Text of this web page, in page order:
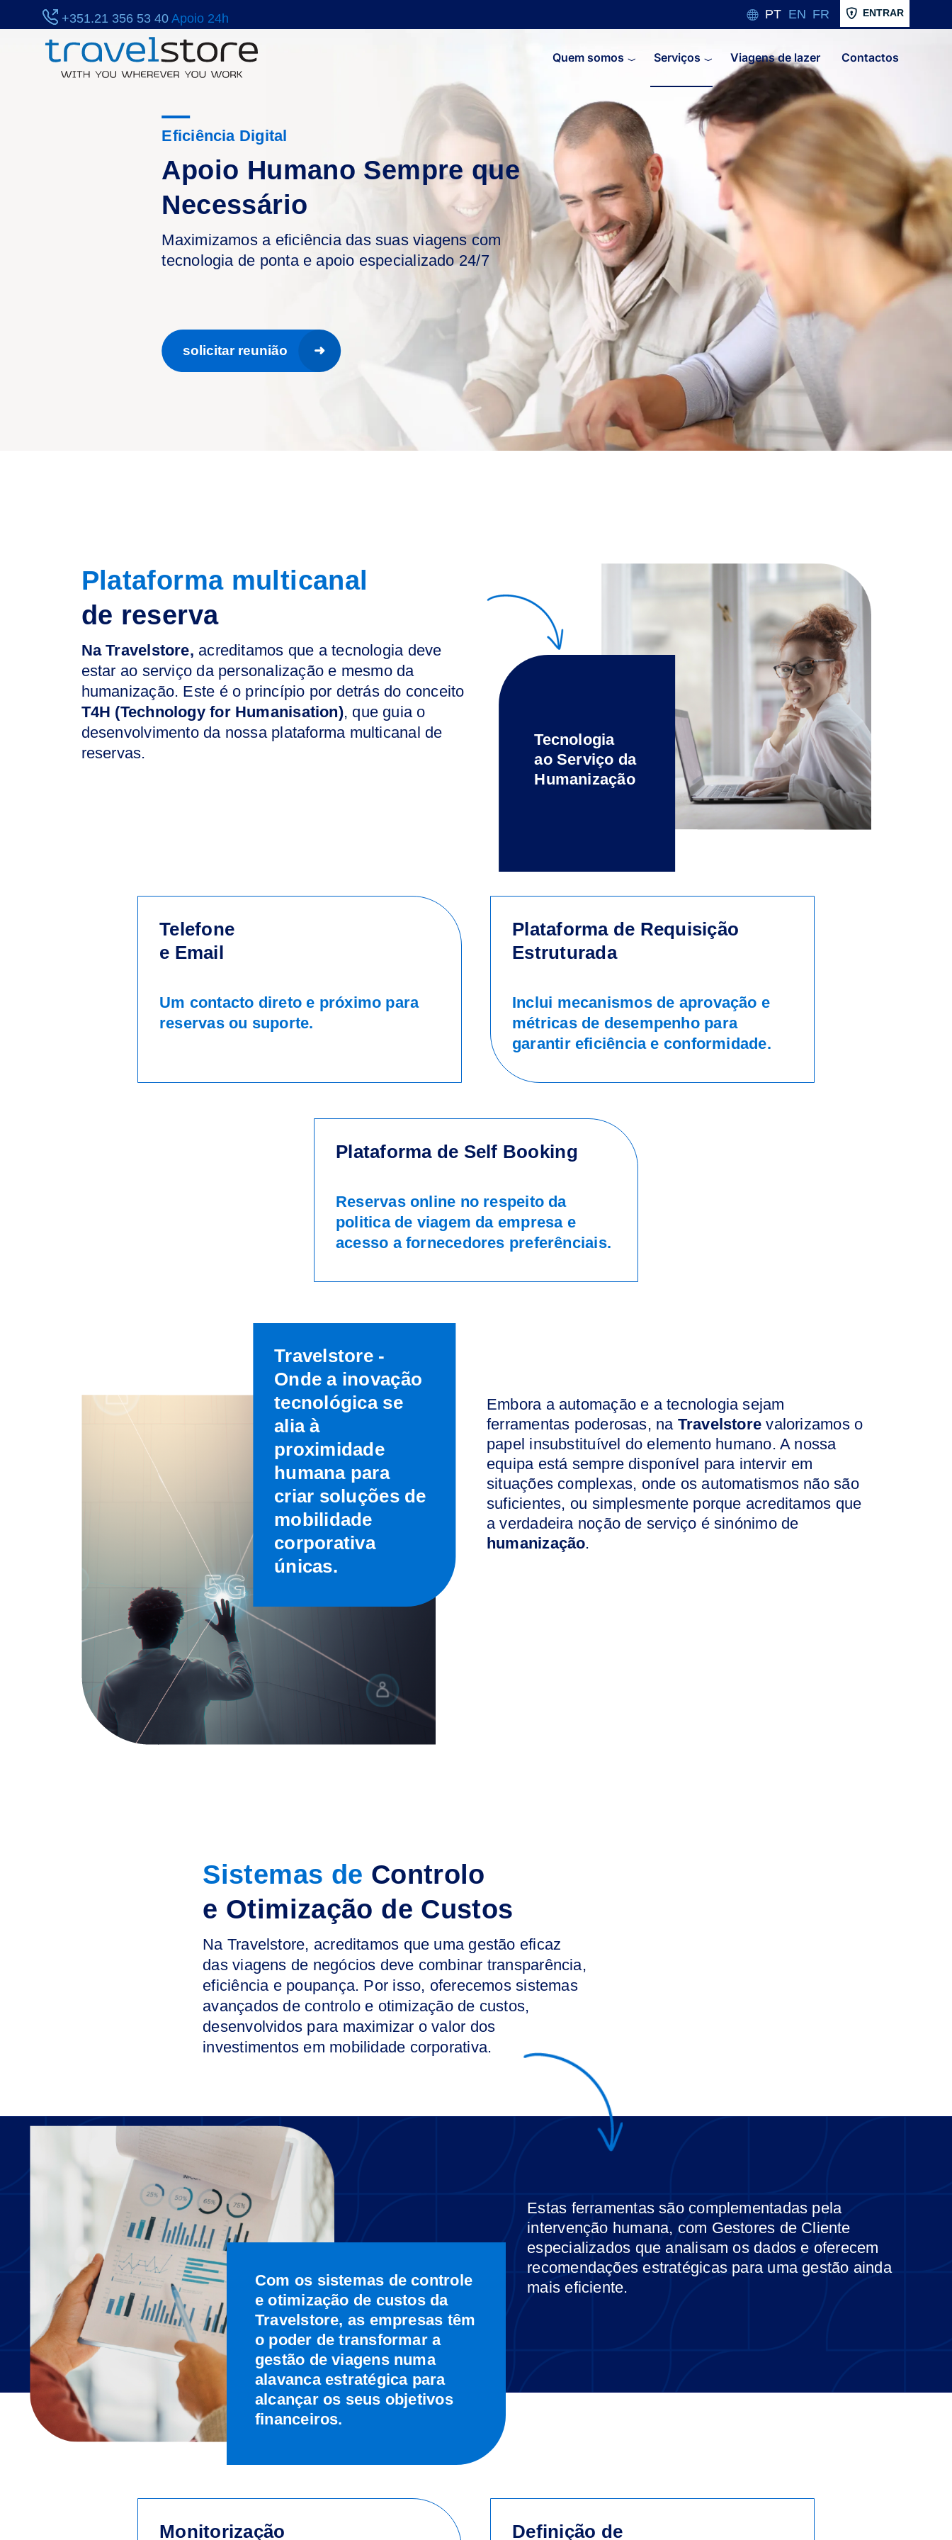
+351.21 356 53 40 Apoio 24h ENTRAR
PT EN FR
Quem somos Serviços Viagens de lazer Contactos
Eficiência Digital
Apoio Humano Sempre que
Necessário
Maximizamos a eficiência das suas viagens com
tecnologia de ponta e apoio especializado 24/7
solicitar reunião ➜
Plataforma multicanal
de reserva
Na Travelstore, acreditamos que a tecnologia deve
estar ao serviço da personalização e mesmo da
humanização. Este é o princípio por detrás do conceito
T4H (Technology for Humanisation), que guia o
desenvolvimento da nossa plataforma multicanal de
reservas.
Tecnologia
ao Serviço da
Humanização
Telefone
e Email
Um contacto direto e próximo para
reservas ou suporte.
Plataforma de Requisição
Estruturada
Inclui mecanismos de aprovação e
métricas de desempenho para
garantir eficiência e conformidade.
Plataforma de Self Booking
Reservas online no respeito da
politica de viagem da empresa e
acesso a fornecedores preferênciais.
Travelstore -
Onde a inovação
tecnológica se
alia à
proximidade
humana para
criar soluções de
mobilidade
corporativa
únicas.
Embora a automação e a tecnologia sejam
ferramentas poderosas, na Travelstore valorizamos o
papel insubstituível do elemento humano. A nossa
equipa está sempre disponível para intervir em
situações complexas, onde os automatismos não são
suficientes, ou simplesmente porque acreditamos que
a verdadeira noção de serviço é sinónimo de
humanização.
Sistemas de Controlo
e Otimização de Custos
Na Travelstore, acreditamos que uma gestão eficaz
das viagens de negócios deve combinar transparência,
eficiência e poupança. Por isso, oferecemos sistemas
avançados de controlo e otimização de custos,
desenvolvidos para maximizar o valor dos
investimentos em mobilidade corporativa.
Com os sistemas de controle
e otimização de custos da
Travelstore, as empresas têm
o poder de transformar a
gestão de viagens numa
alavanca estratégica para
alcançar os seus objetivos
financeiros.
Estas ferramentas são complementadas pela
intervenção humana, com Gestores de Cliente
especializados que analisam os dados e oferecem
recomendações estratégicas para uma gestão ainda
mais eficiente.
Monitorização Definição de